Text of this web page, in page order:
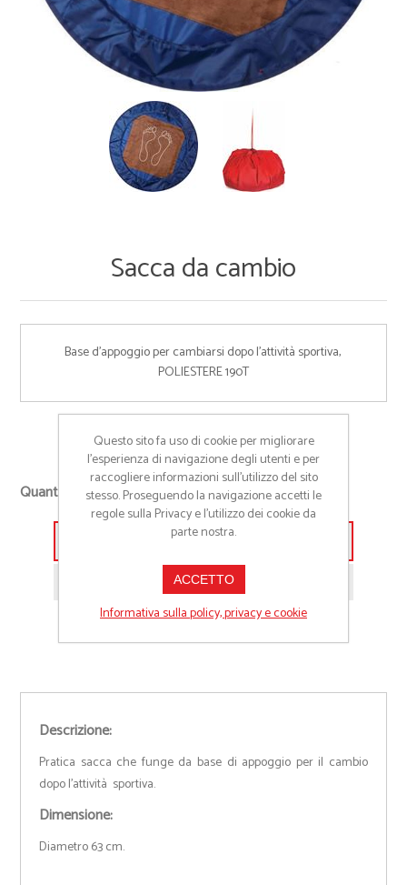
Sacca da cambio
Base d'appoggio per cambiarsi dopo l'attività sportiva,
POLIESTERE 190T
Cod:Q24013
Quantità richiesta
+
-
Aggiungi alla lista preventivo
Richiedi informazioni prodotto
Descrizione:
Pratica sacca che funge da base di appoggio per il cambio
dopo l'attività sportiva.
Dimensione:
Diametro 63 cm.
Questo sito fa uso di cookie per migliorare
l’esperienza di navigazione degli utenti e per
raccogliere informazioni sull’utilizzo del sito
stesso. Proseguendo la navigazione accetti le
regole sulla Privacy e l'utilizzo dei cookie da
parte nostra.
ACCETTO
Informativa sulla policy, privacy e cookie